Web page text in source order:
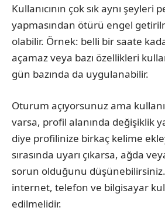
Kullanıcının çok sık aynı şeyleri
yapmasından ötürü engel
olabilir. Örnek: belli bir saate
açamaz veya bazı özellikleri
gün bazında da uygulanabilir.
Oturum açıyorsunuz ama
varsa, profil alanında değişiklik
diye profilinize birkaç kelime
sırasında uyarı çıkarsa, ağda
sorun olduğunu düşünebilirsiniz.
internet, telefon ve bilgisayar
edilmelidir.